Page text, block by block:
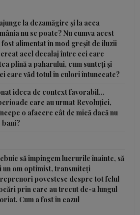
la dezamăgire și la acea
nu se poate? Nu cumva acest
alimentat în mod greșit de iluzii
acel decalaj între cei care
plină a paharului, cum sunteți și
care văd totul în culori întunecate?
ideea de context favorabil…
care au urmat Revoluției,
o afacere cât de mică dacă nu
bani?
să împingem lucrurile înainte, să
un om optimist, transmiteți
povestesc despre tot felul
prin care au trecut de-a lungul
Cum a fost în cazul